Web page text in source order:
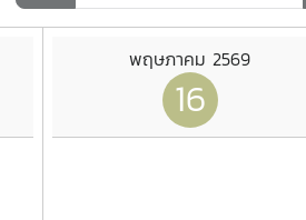
พฤษภาคม 2569
16